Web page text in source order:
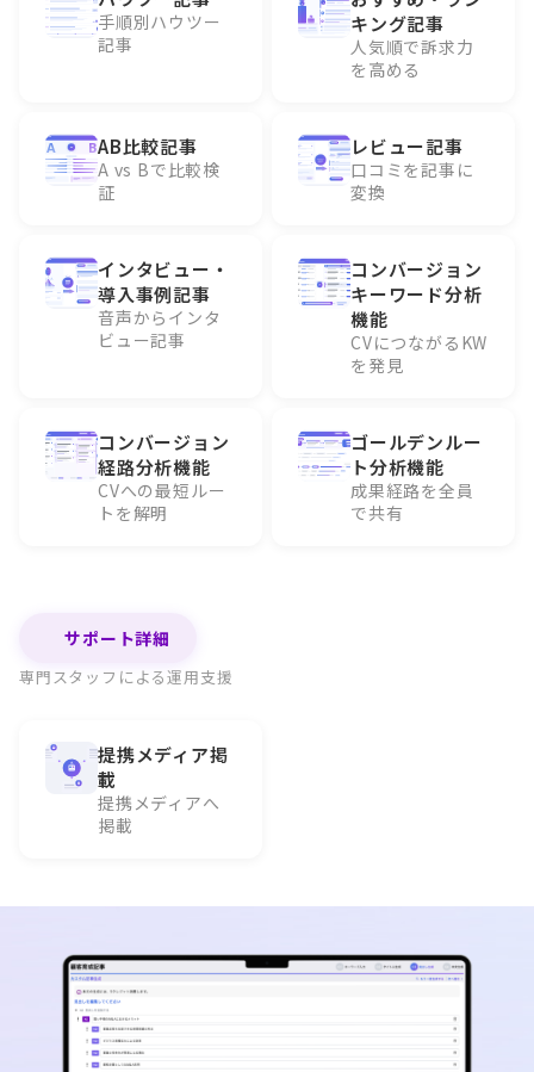
手順別ハウツー
記事
キング記事
人気順で訴求力
を高める
AB比較記事
A vs Bで比較検
証
レビュー記事
口コミを記事に
変換
インタビュー・
導入事例記事
音声からインタ
ビュー記事
コンバージョン
キーワード分析
機能
CVにつながるKW
を発見
コンバージョン
経路分析機能
CVへの最短ルー
トを解明
ゴールデンルー
ト分析機能
成果経路を全員
で共有
サポート詳細
専門スタッフによる運用支援
提携メディア掲
載
提携メディアへ
掲載